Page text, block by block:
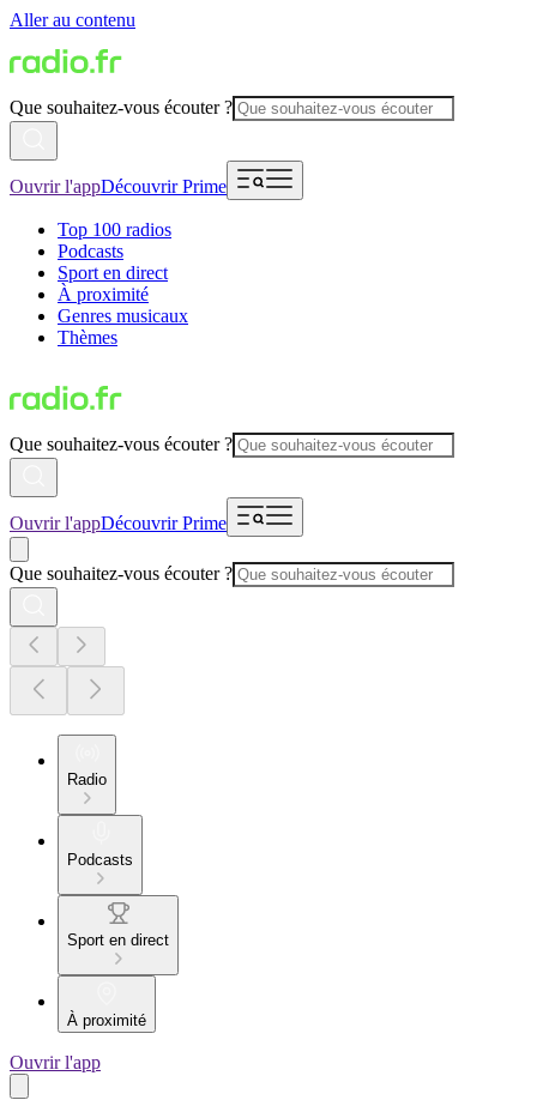
Aller au contenu
Que souhaitez-vous écouter ?
Ouvrir l'appDécouvrir Prime
Top 100 radios
Podcasts
Sport en direct
À proximité
Genres musicaux
Thèmes
Que souhaitez-vous écouter ?
Ouvrir l'appDécouvrir Prime
Que souhaitez-vous écouter ?
Radio
Podcasts
Sport en direct
À proximité
Ouvrir l'app